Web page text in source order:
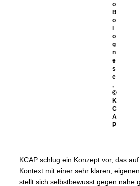
o
B
o
o
g
n
e
s
e
,
©
K
C
A
P
KCAP schlug ein Konzept vor, das
Kontext mit einer sehr klaren,
stellt sich selbstbewusst gegen nahe